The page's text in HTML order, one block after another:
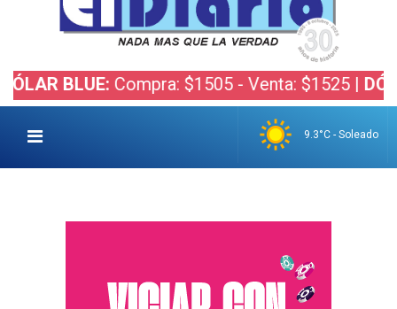
Compra: $1505 - Venta: $1525 |DÓLAR
9.3°C - Soleado